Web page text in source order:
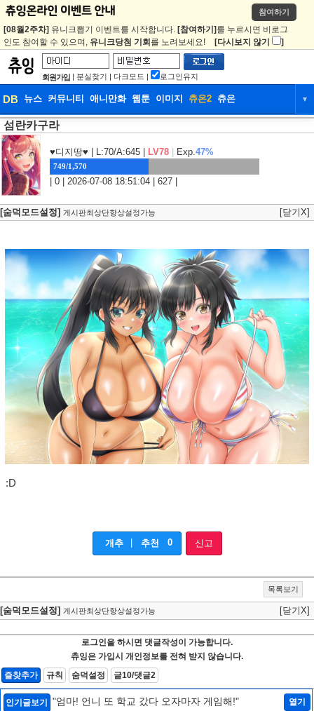
참여하기
[08월2주차] 유니크뽑기 이벤트를 시작합니다. [참여하기] 를 누르시면 비로그
인도 참여할 수 있으며, 유니크당첨 기회 를 노려보세요! [다시보지 않기 ]
회원가입 | 분실찾기 | 다크모드 | 로그인유지
DB 뉴스 커뮤니티 애니만화 웹툰 이미지 츄온2 츄온 ▼
DB
웹툰 이미지 츄온2
섬란카구라
♥디지땅♥ | L:70/A:645 | LV78 Exp.47%
749/1,570
| 0 | 2026-07-08 18:51:04 | 627 |
[숨덕모드설정] 게시판최상단항상설정가능 [닫기X]
:D
개추 추천 0 신고
목록보기
[숨덕모드설정] 게시판최상단항상설정가능 [닫기X]
로그인을 하시면 댓글작성이 가능합니다.
츄잉은 가입시 개인정보를 전혀 받지 않습니다.
즐찾추가
규칙 숨덕설정 글10/댓글2
인기글보기 "엄마! 언니 또 학교 갔다 오자마자 게임해!" 열기